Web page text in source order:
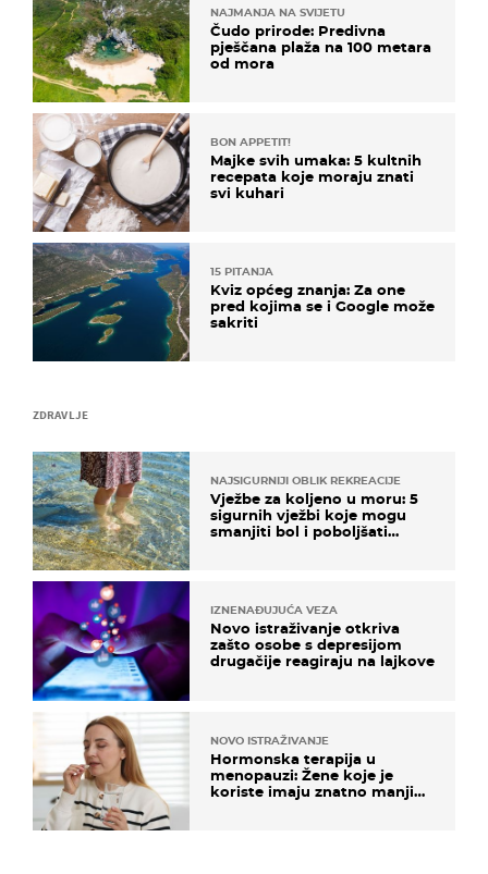
ZDRAVLJE
NAJSIGURNIJI OBLIK REKREACIJE
Vježbe za koljeno u moru: 5
sigurnih vježbi koje mogu
smanjiti bol i poboljšati
IZNENAĐUJUĆA VEZA
Novo istraživanje otkriva
zašto osobe s depresijom
drugačije reagiraju na lajkove
NOVO ISTRAŽIVANJE
Hormonska terapija u
menopauzi: Žene koje je
koriste imaju znatno manji
NAJMANJA NA SVIJETU
Čudo prirode: Predivna
pješčana plaža na 100 metara
od mora
BON APPETIT!
Majke svih umaka: 5 kultnih
recepata koje moraju znati
svi kuhari
15 PITANJA
Kviz općeg znanja: Za one
pred kojima se i Google može
sakriti